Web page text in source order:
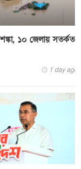
১০ জেলায় সতর্কতা
1 day ago